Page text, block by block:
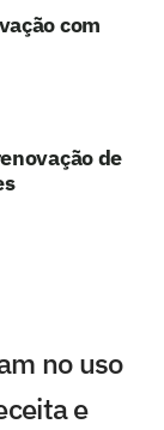
com
de
no uso
e